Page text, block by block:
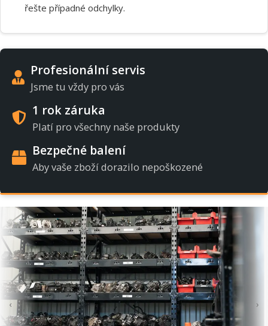
řešte případné odchylky.
Profesionální servis
Jsme tu vždy pro vás
1 rok záruka
Platí pro všechny naše produkty
Bezpečné balení
Aby vaše zboží dorazilo nepoškozené
‹ ›